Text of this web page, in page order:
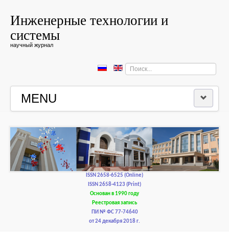
Инженерные технологии и
системы
научный журнал
Искать...
MENU
РЕДКОЛЛЕГИЯ
РЕДАКЦИОННАЯ ПОЛИТИКА И ЭТИКА
ISSN 2658-6525 (Online)
ISSN 2658-4123 (Print)
Основан в 1990 году
Реестровая запись
ПИ № ФС 77-74640
от 24 декабря 2018 г.